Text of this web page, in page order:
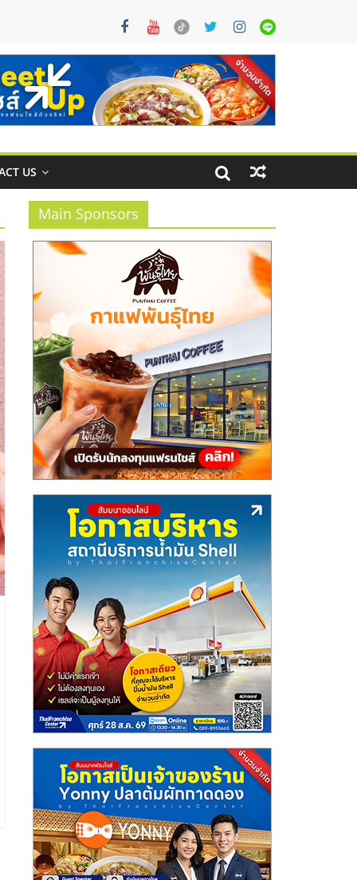
US
Main Sponsors